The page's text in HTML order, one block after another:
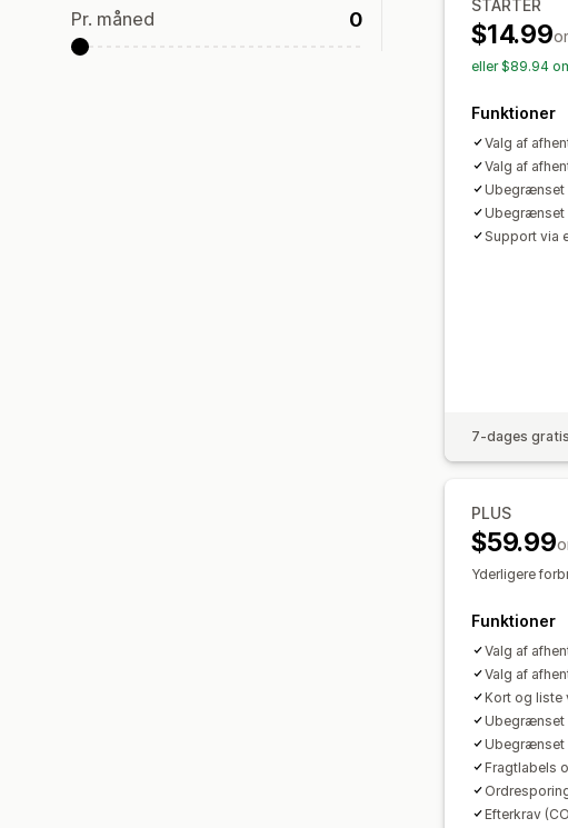
Pr. måned
0
STARTER
$14.99
eller $89.94
Funktioner
Valg af
Valg af
Ubegrænset
Ubegrænset
Support via
7-dages
PLUS
$59.99
Yderligere
Funktioner
Valg af
Valg af
Kort og liste
Ubegrænset
Ubegrænset
Fragtlabels
Efterkrav